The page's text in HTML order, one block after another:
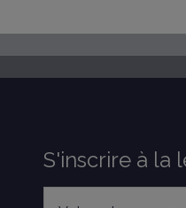
S'inscrire à la